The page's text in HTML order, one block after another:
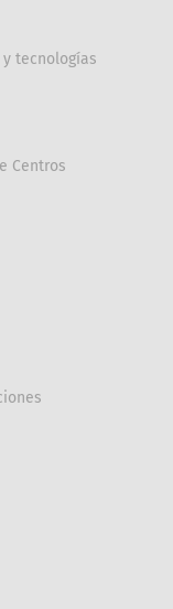
tecnologías
Centros